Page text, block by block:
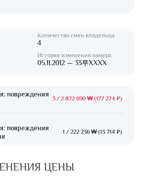
Количество смен владельца
4
История изменения номера
05.11.2012 — 33루XXXX
повреждения
3 / 2 872 690 ₩ (177 274 ₽)
повреждения
1 / 222 236 ₩ (13 714 ₽)
ЦЕНЫ